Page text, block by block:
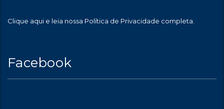
Clique aqui e leia nossa Política de Privacidade completa.
Facebook